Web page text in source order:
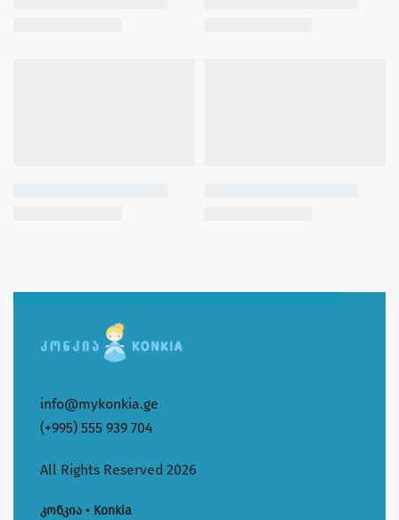
info@mykonkia.ge
(+995) 555 939 704
All Rights Reserved 2026
კონკია • Konkia